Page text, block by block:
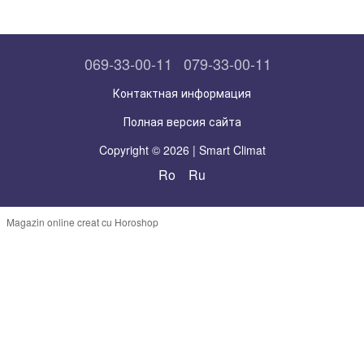
069-33-00-11 079-33-00-11
Контактная информация
Полная версия сайта
Copyright © 2026 | Smart Climat
Ro Ru
Magazin online creat cu Horoshop